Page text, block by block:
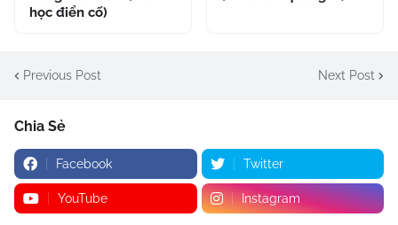
học điển cố)
Previous Post Next Post
Chia Sẻ
Facebook Twitter
YouTube Instagram